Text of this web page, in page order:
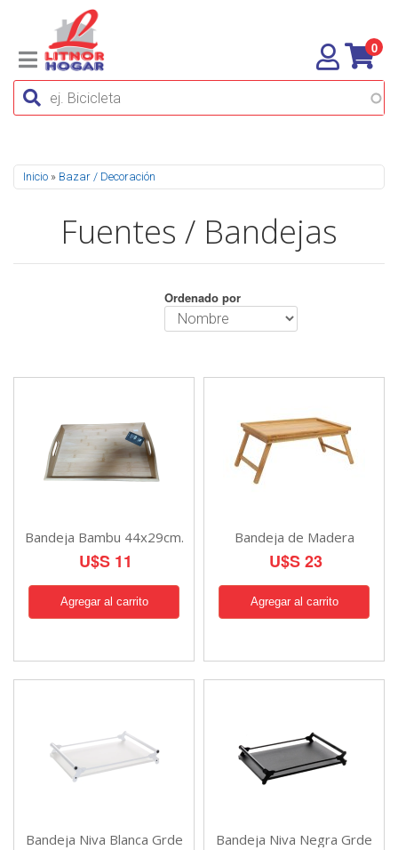
0
Se encuentra usted aquí
Inicio » Bazar / Decoración
Fuentes / Bandejas
Ordenado por
Bandeja Bambu 44x29cm.
U$S 11
Bandeja de Madera
U$S 23
Bandeja Niva Blanca Grde Bandeja Niva Negra Grde